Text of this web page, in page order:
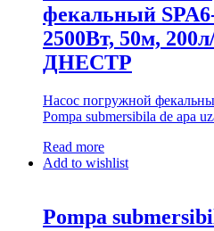
фекальный
2500Вт, 50м,
ДНЕСТР
Насос погружной
Pompa submersibila de apa
Read more
Add to wishlist
Pompa